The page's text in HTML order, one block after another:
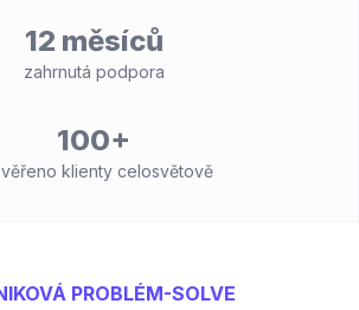
12 měsíců
zahrnutá podpora
100+
klienty celosvětově
PROBLÉM-SOLVE